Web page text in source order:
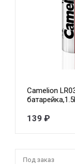
Camelion
139 ₽
Под заказ